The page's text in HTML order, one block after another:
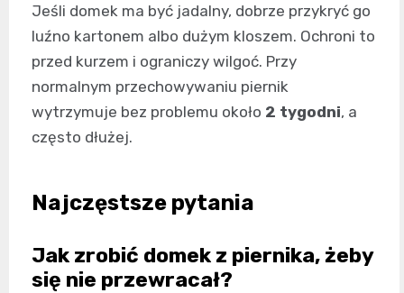
Jeśli domek ma być jadalny, dobrze przykryć go
luźno kartonem albo dużym kloszem. Ochroni to
przed kurzem i ograniczy wilgoć. Przy
normalnym przechowywaniu piernik
wytrzymuje bez problemu około 2 tygodni, a
często dłużej.
Najczęstsze pytania
Jak zrobić domek z piernika, żeby
się nie przewracał?